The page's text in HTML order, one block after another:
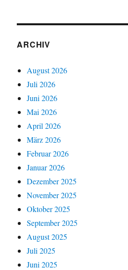
ARCHIV
August 2026
Juli 2026
Juni 2026
Mai 2026
April 2026
März 2026
Februar 2026
Januar 2026
Dezember 2025
November 2025
Oktober 2025
September 2025
August 2025
Juli 2025
Juni 2025